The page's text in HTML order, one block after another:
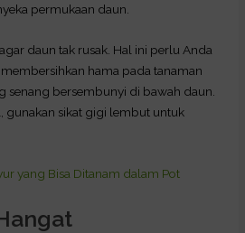
permukaan daun.
daun tak rusak. Hal ini perlu Anda
hama pada tanaman
senang bersembunyi di bawah daun.
gunakan sikat gigi lembut untuk
yang Bisa Ditanam dalam Pot